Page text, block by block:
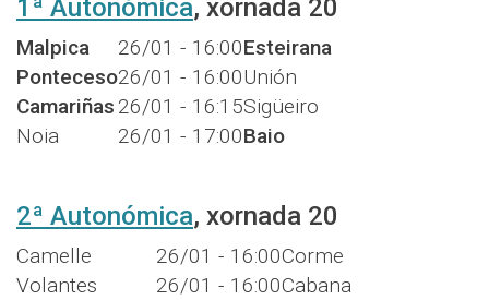
1ª Autonómica, xornada 20
Malpica 26/01 - 16:00Esteirana
Ponteceso26/01 - 16:00Unión
Camariñas 26/01 - 16:15Sigüeiro
Noia
26/01 - 17:00Baio
2ª Autonómica, xornada 20
Camelle 26/01 - 16:00Corme
Volantes
26/01 - 16:00Cabana